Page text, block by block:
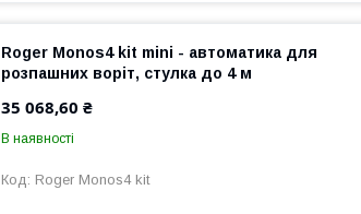
Roger Monos4 kit mini - автоматика для
розпашних воріт, стулка до 4 м
35 068,60 ₴
В наявності
Roger Monos4 kit